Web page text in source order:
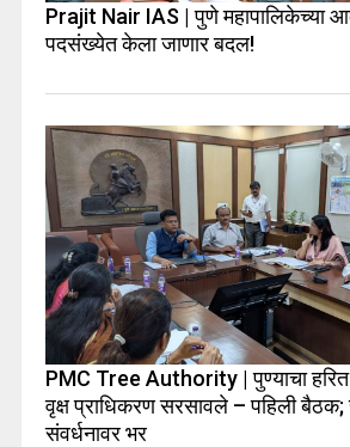
Prajit Nair IAS | पुणे महापालिकेच्या
पदसंख्येत केला जाणार बदल!
PMC Tree Authority | पुण्याचा हरित
वृक्ष प्राधिकरण सरसावले – पहिली
संवर्धनावर भर